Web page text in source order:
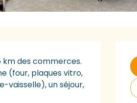
km des commerces.
(four, plaques vitro,
vaisselle), un séjour,